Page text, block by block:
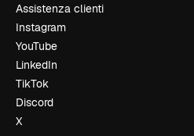
Assistenza clienti
Instagram
YouTube
LinkedIn
TikTok
Discord
X